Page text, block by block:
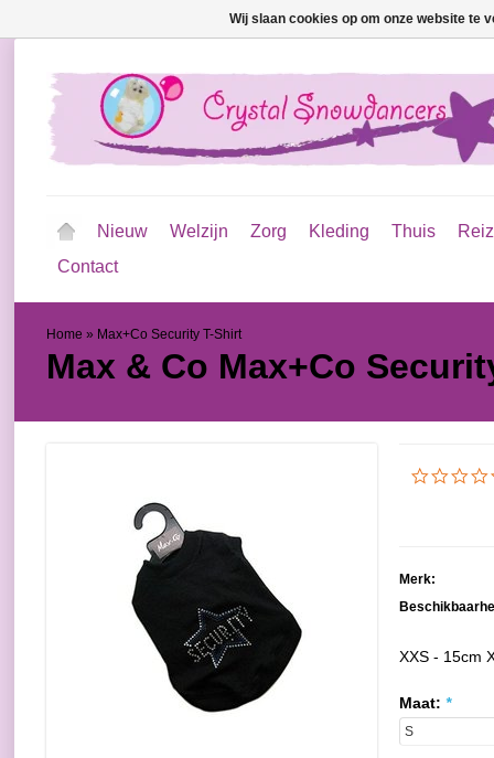
Nieuw Welzijn Zorg Kleding Thuis
Contact
Home » Max+Co Security T-Shirt
Max & Co Max+Co
Merk:
XXS - 15cm
Maat: *
Wij slaan cookies op om onze website te